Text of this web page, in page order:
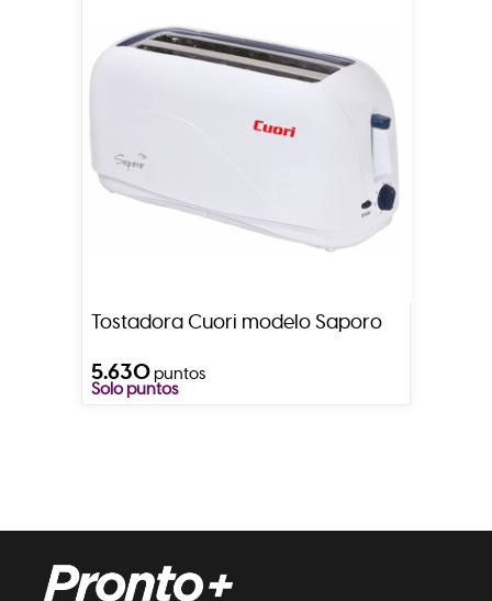
Tostadora Cuori modelo Saporo
5.630puntos
Solo puntos